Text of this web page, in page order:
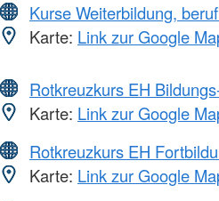
Kurse Weiterbildung,
Karte: Link zur Google
Rotkreuzkurs EH
Karte: Link zur Google
Rotkreuzkurs EH
Karte: Link zur Google